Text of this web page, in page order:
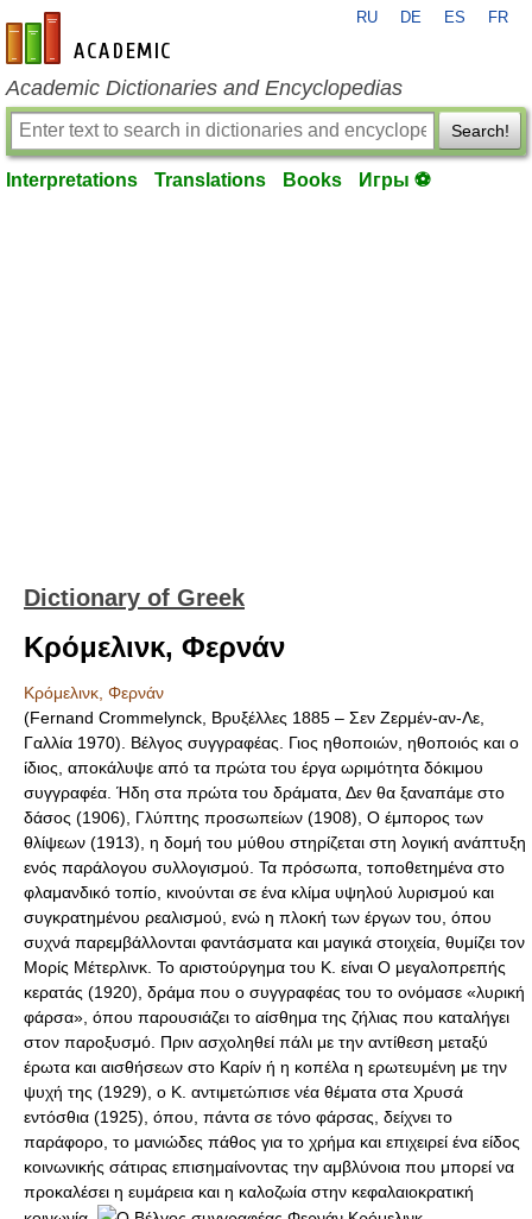
en-academic.com
RU DE ES FR
Academic Dictionaries and Encyclopedias
Search!
Interpretations Translations Books Игры ⚽
Dictionary of Greek
Κρόμελινκ, Φερνάν
Κρόμελινκ, Φερνάν
(Fernand Crommelynck, Βρυξέλλες 1885 – Σεν Ζερμέν-αν-Λε,
Γαλλία 1970). Βέλγος συγγραφέας. Γιος ηθοποιών, ηθοποιός και ο
ίδιος, αποκάλυψε από τα πρώτα του έργα ωριμότητα δόκιμου
συγγραφέα. Ήδη στα πρώτα του δράματα, Δεν θα ξαναπάμε στο
δάσος (1906), Γλύπτης προσωπείων (1908), Ο έμπορος των
θλίψεων (1913), η δομή του μύθου στηρίζεται στη λογική ανάπτυξη
ενός παράλογου συλλογισμού. Τα πρόσωπα, τοποθετημένα στο
φλαμανδικό τοπίο, κινούνται σε ένα κλίμα υψηλού λυρισμού και
συγκρατημένου ρεαλισμού, ενώ η πλοκή των έργων του, όπου
συχνά παρεμβάλλονται φαντάσματα και μαγικά στοιχεία, θυμίζει τον
Μορίς Μέτερλινκ. Το αριστούργημα του Κ. είναι Ο μεγαλοπρεπής
κερατάς (1920), δράμα που ο συγγραφέας του το ονόμασε «λυρική
φάρσα», όπου παρουσιάζει το αίσθημα της ζήλιας που καταλήγει
στον παροξυσμό. Πριν ασχοληθεί πάλι με την αντίθεση μεταξύ
έρωτα και αισθήσεων στο Καρίν ή η κοπέλα η ερωτευμένη με την
ψυχή της (1929), ο Κ. αντιμετώπισε νέα θέματα στα Χρυσά
εντόσθια (1925), όπου, πάντα σε τόνο φάρσας, δείχνει το
παράφορο, το μανιώδες πάθος για το χρήμα και επιχειρεί ένα είδος
κοινωνικής σάτιρας επισημαίνοντας την αμβλύνοια που μπορεί να
προκαλέσει η ευμάρεια και η καλοζωία στην κεφαλαιοκρατική